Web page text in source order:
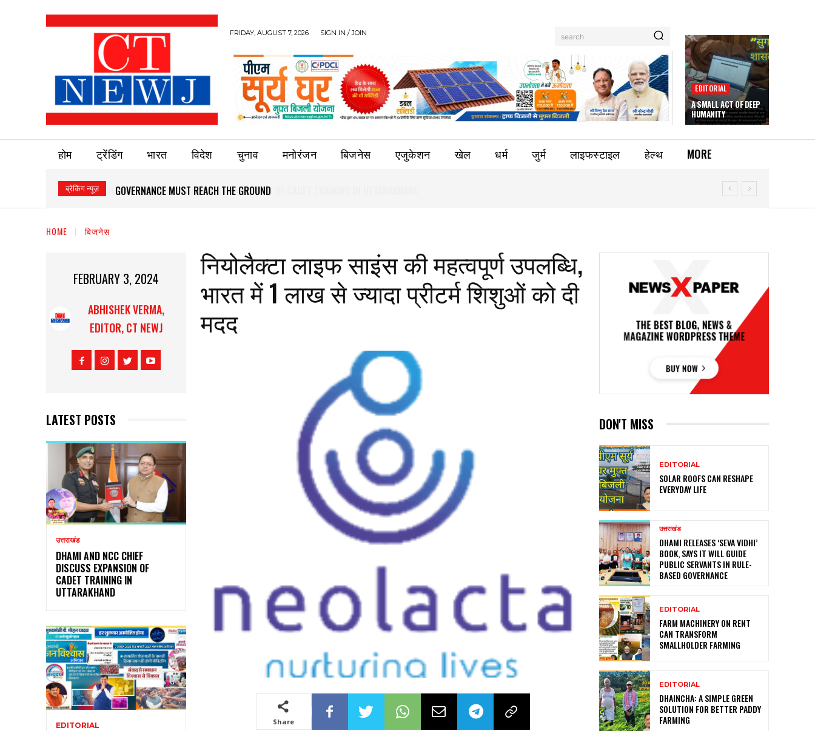
FRIDAY, AUGUST 7, 2026 SIGN IN / JOIN search
EDITORIAL
A SMALL ACT OF DEEP
HUMANITY
होम ट्रेंडिंग भारत विदेश चुनाव मनोरंजन बिजनेस एजुकेशन खेल धर्म जुर्म लाइफस्टाइल हेल्थ MORE
ब्रेकिंग न्यूज़ GOVERNANCE MUST REACH THE GROUND
HOME बिजनेस
FEBRUARY 3, 2024
ABHISHEK VERMA,
EDITOR, CT NEWJ
LATEST POSTS
उत्तराखंड
DHAMI AND NCC CHIEF
DISCUSS EXPANSION OF
CADET TRAINING IN
UTTARAKHAND
EDITORIAL
नियोलैक्‍टा लाइफ साइंस की महत्‍वपूर्ण उपलब्धि,
भारत में 1 लाख से ज्‍यादा प्रीटर्म शिशुओं को दी
मदद
Share
DON'T MISS
EDITORIAL
SOLAR ROOFS CAN RESHAPE
EVERYDAY LIFE
उत्तराखंड
DHAMI RELEASES ‘SEVA VIDHI’
BOOK, SAYS IT WILL GUIDE
PUBLIC SERVANTS IN RULE-
BASED GOVERNANCE
EDITORIAL
FARM MACHINERY ON RENT
CAN TRANSFORM
SMALLHOLDER FARMING
EDITORIAL
DHAINCHA: A SIMPLE GREEN
SOLUTION FOR BETTER PADDY
FARMING